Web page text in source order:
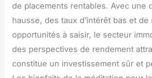
de placements rentables. Avec une
hausse, des taux d’intérêt bas et de
opportunités à saisir, le secteur
des perspectives de rendement
constitue un investissement sûr et